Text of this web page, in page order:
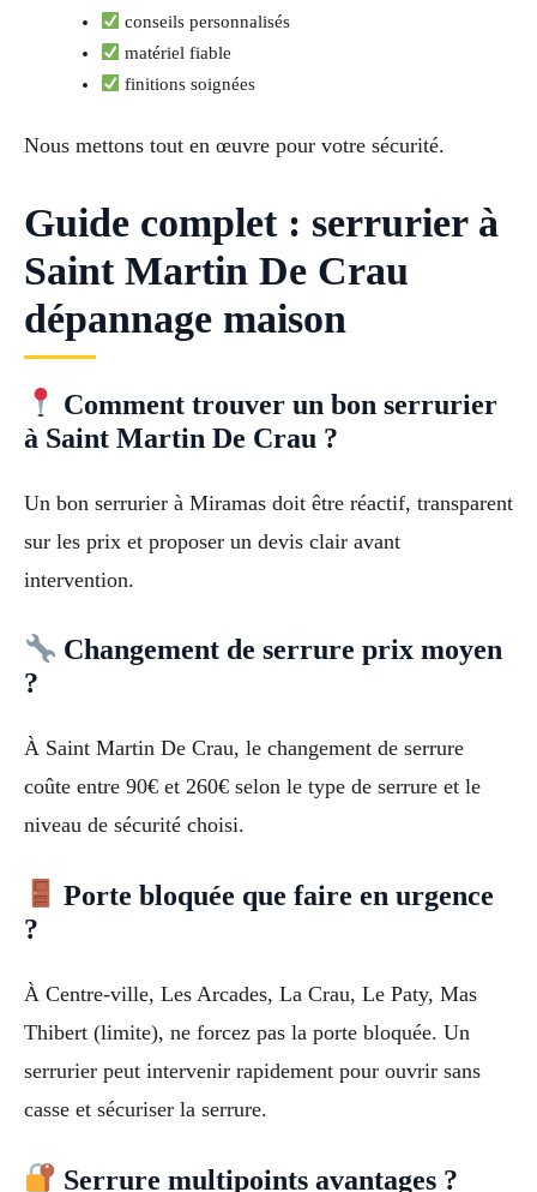
conseils personnalisés
matériel fiable
finitions soignées
Nous mettons tout en œuvre pour votre sécurité.
Guide complet : serrurier à
Saint Martin De Crau
dépannage maison
Comment trouver un bon serrurier
à Saint Martin De Crau ?
Un bon serrurier à Miramas doit être réactif, transparent
sur les prix et proposer un devis clair avant
intervention.
Changement de serrure prix moyen
?
À Saint Martin De Crau, le changement de serrure
coûte entre 90€ et 260€ selon le type de serrure et le
niveau de sécurité choisi.
Porte bloquée que faire en urgence
?
À Centre-ville, Les Arcades, La Crau, Le Paty, Mas
Thibert (limite), ne forcez pas la porte bloquée. Un
serrurier peut intervenir rapidement pour ouvrir sans
casse et sécuriser la serrure.
Serrure multipoints avantages ?